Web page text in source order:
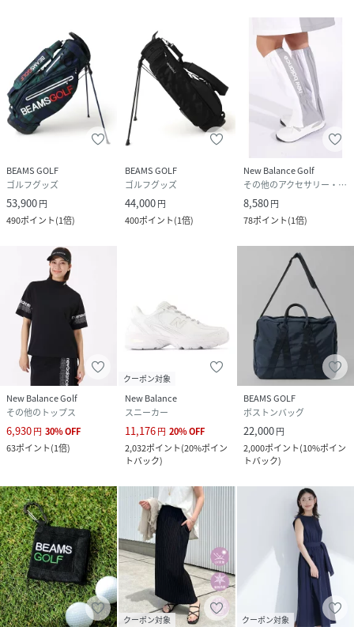
BEAMS GOLF
ゴルフグッズ
53,900円
490ポイント(1倍)
BEAMS GOLF
ゴルフグッズ
44,000円
400ポイント(1倍)
New Balance Golf
その他のアクセサリー・腕時計
8,580円
78ポイント(1倍)
New Balance Golf
その他のトップス
6,930円 30%OFF
63ポイント(1倍)
クーポン対象
New Balance
スニーカー
11,176円 20%OFF
2,032ポイント(20%ポイン
トバック)
BEAMS GOLF
ボストンバッグ
22,000円
2,000ポイント(10%ポイン
トバック)
クーポン対象 クーポン対象